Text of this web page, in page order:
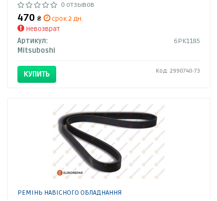
0 отзывов
470 ₴
срок 2 дн.
Невозврат
Артикул:
6PK1185
Mitsuboshi
КУПИТЬ Код: 2990740-73
РЕМІНЬ НАВІСНОГО ОБЛАДНАННЯ